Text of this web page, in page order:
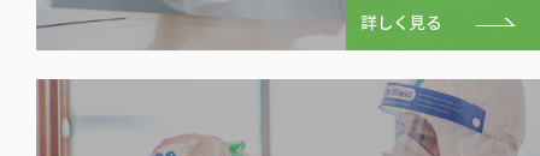
詳しく見る